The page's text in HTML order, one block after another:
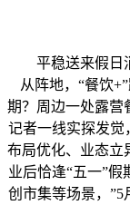
平稳送来假日消
从阵地，“餐饮
期？周边一处露营
记者一线实探发觉
布局优化、业态立
业后恰逢“五一”
创市集等场景，”5